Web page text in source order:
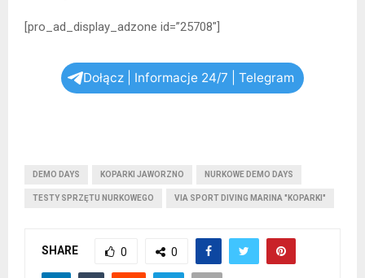
[pro_ad_display_adzone id=”25708″]
Dołącz | Informacje 24/7 | Telegram
DEMO DAYS KOPARKI JAWORZNO NURKOWE DEMO DAYS
TESTY SPRZĘTU NURKOWEGO VIA SPORT DIVING MARINA "KOPARKI"
SHARE 0 0